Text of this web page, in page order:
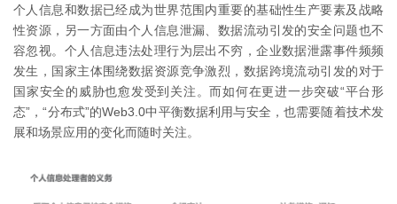
个人信息和数据已经成为世界范围内重要的基础性生产要素及战略
性资源，另一方面由个人信息泄漏、数据流动引发的安全问题也不
容忽视。个人信息违法处理行为层出不穷，企业数据泄露事件频频
发生，国家主体围绕数据资源竞争激烈，数据跨境流动引发的对于
国家安全的威胁也愈发受到关注。而如何在更进一步突破“平台形
态”，“分布式”的Web3.0中平衡数据利用与安全，也需要随着技术发
展和场景应用的变化而随时关注。